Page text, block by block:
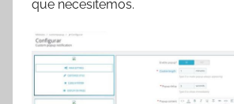
que necesitemos.